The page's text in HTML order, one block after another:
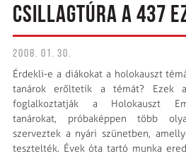
CSILLAGTÚRA A 437
2008. 01. 30.
Érdekli-e a diákokat a holokauszt
tanárok erőltetik a témát? Ezek
foglalkoztatják a Holokauszt
tanárokat, próbaképpen több
szerveztek a nyári szünetben,
tesztelték. Évek óta tartó munka